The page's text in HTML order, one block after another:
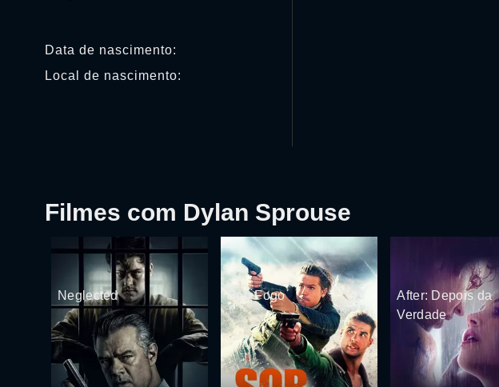
Data de nascimento:
Local de nascimento:
Filmes com Dylan Sprouse
Neglected Sob Fogo
After: Depois da
Verdade